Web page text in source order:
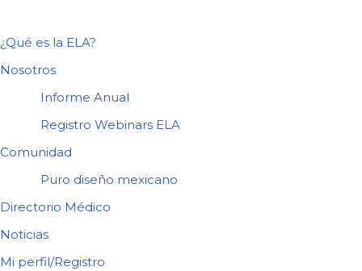
¿Qué es la ELA?
Nosotros
Informe Anual
Registro Webinars ELA
Comunidad
Puro diseño mexicano
Directorio Médico
Noticias
Mi perfil/Registro